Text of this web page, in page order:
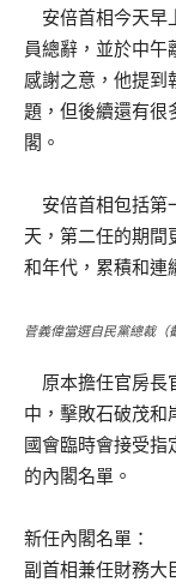
安倍首相今天早
員總辭，並於中午
感謝之意，他提到
題，但後續還有很
閣。
安倍首相包括第
天，第二任的期
和年代，累積和連
菅義偉當選自民黨總裁（
原本擔任官房長
中，擊敗石破茂和
國會臨時會接受指
的內閣名單。
新任內閣名單：
副首相兼任財務大